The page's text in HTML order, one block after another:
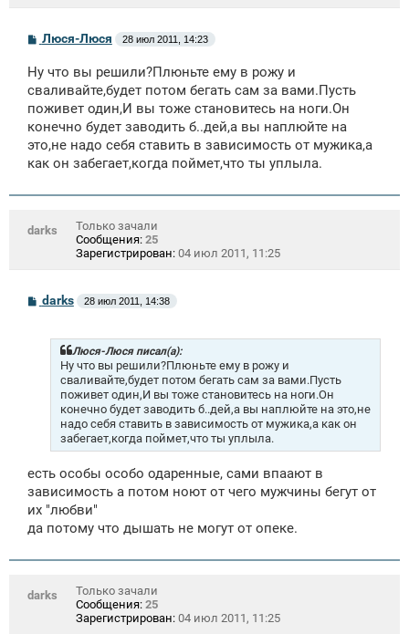
С
б
щ
н
и
Люся-Люся 28 июл 2011, 14:23
Ну что вы решили?Плюньте ему в рожу и
сваливайте,будет потом бегать сам за вами.Пусть
поживет один,И вы тоже становитесь на ноги.Он
конечно будет заводить б..дей,а вы наплюйте на
это,не надо себя ставить в зависимость от мужика,а
как он забегает,когда поймет,что ты уплыла.
darks
Только зачали
Сообщения: 25
Зарегистрирован: 04 июл 2011, 11:25
Сdarks 28 июл 2011, 14:38
Люся-Люся писал(а):
Ну что вы решили?Плюньте ему в рожу и
сваливайте,будет потом бегать сам за вами.Пусть
поживет один,И вы тоже становитесь на ноги.Он
конечно будет заводить б..дей,а вы наплюйте на это,не
надо себя ставить в зависимость от мужика,а как он
забегает,когда поймет,что ты уплыла.
есть особы особо одаренные, сами впаают в
зависимость а потом ноют от чего мужчины бегут от
их "любви"
да потому что дышать не могут от опеке.
darks
Только зачали
Сообщения: 25
Зарегистрирован: 04 июл 2011, 11:25